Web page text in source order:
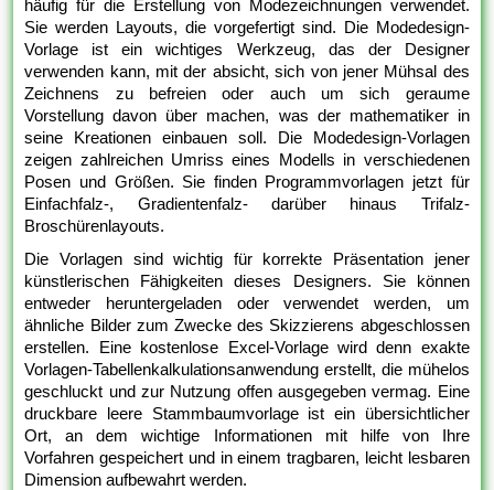
häufig für die Erstellung von Modezeichnungen verwendet.
Sie werden Layouts, die vorgefertigt sind. Die Modedesign-
Vorlage ist ein wichtiges Werkzeug, das der Designer
verwenden kann, mit der absicht, sich von jener Mühsal des
Zeichnens zu befreien oder auch um sich geraume
Vorstellung davon über machen, was der mathematiker in
seine Kreationen einbauen soll. Die Modedesign-Vorlagen
zeigen zahlreichen Umriss eines Modells in verschiedenen
Posen und Größen. Sie finden Programmvorlagen jetzt für
Einfachfalz-, Gradientenfalz- darüber hinaus Trifalz-
Broschürenlayouts.
Die Vorlagen sind wichtig für korrekte Präsentation jener
künstlerischen Fähigkeiten dieses Designers. Sie können
entweder heruntergeladen oder verwendet werden, um
ähnliche Bilder zum Zwecke des Skizzierens abgeschlossen
erstellen. Eine kostenlose Excel-Vorlage wird denn exakte
Vorlagen-Tabellenkalkulationsanwendung erstellt, die mühelos
geschluckt und zur Nutzung offen ausgegeben vermag. Eine
druckbare leere Stammbaumvorlage ist ein übersichtlicher
Ort, an dem wichtige Informationen mit hilfe von Ihre
Vorfahren gespeichert und in einem tragbaren, leicht lesbaren
Dimension aufbewahrt werden.